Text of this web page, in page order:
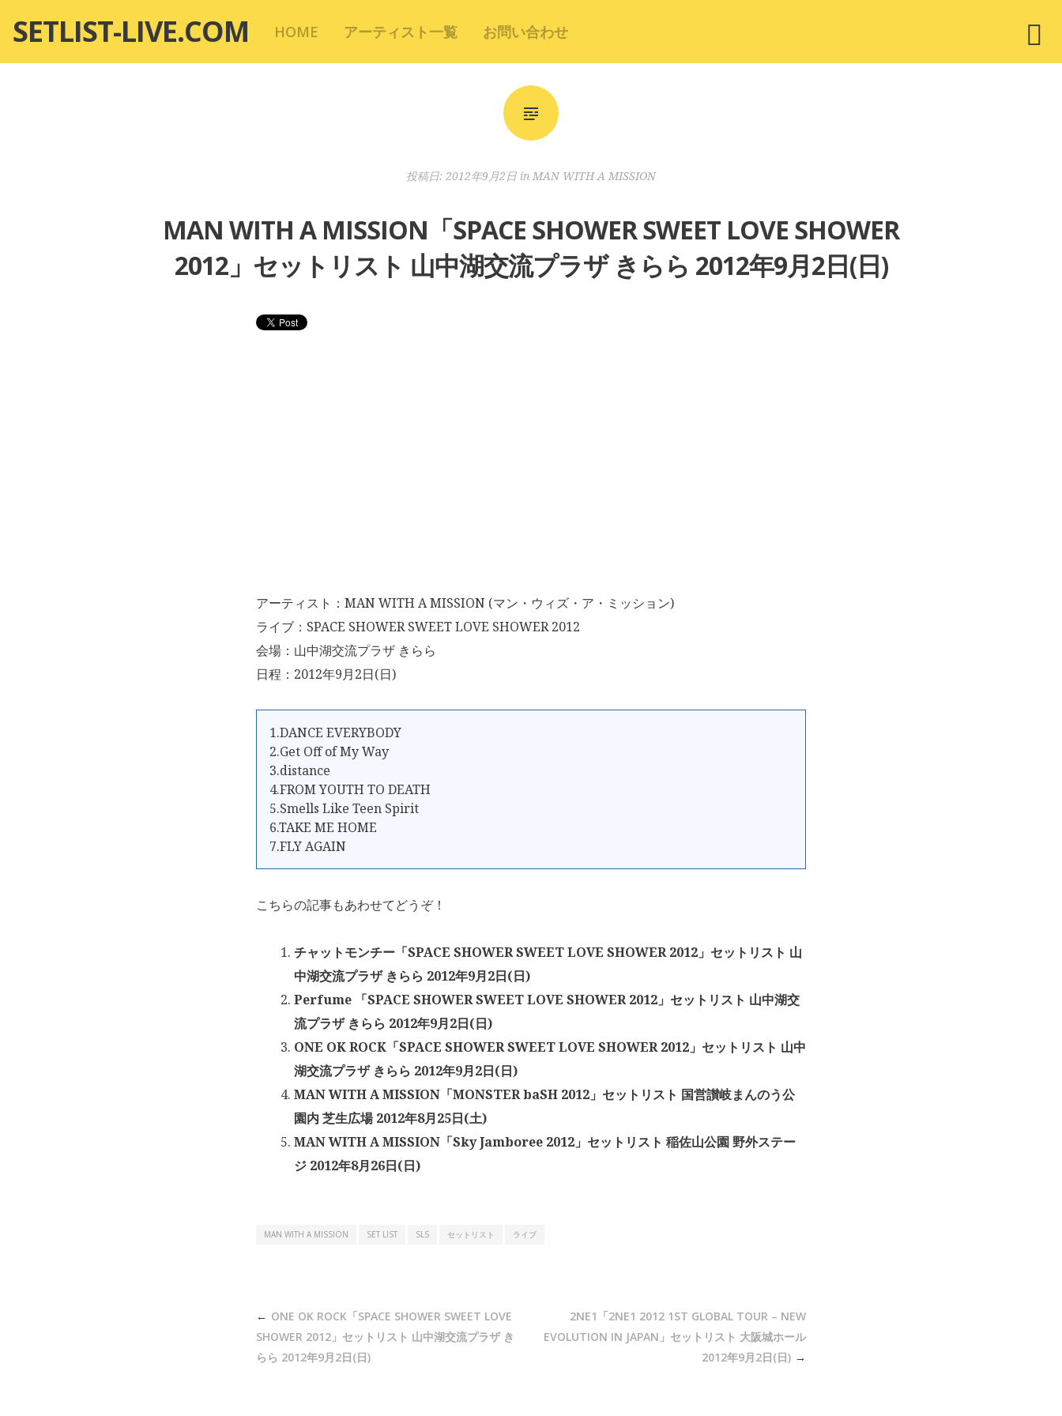
テ
SETLIST-LIVE.COM HOME アーティスト一覧 お問い合わせ
投稿日: 2012年9月2日 in MAN WITH A MISSION
MAN WITH A MISSION「SPACE SHOWER SWEET LOVE SHOWER
2012」セットリスト 山中湖交流プラザ きらら 2012年9月2日(日)
アーティスト：MAN WITH A MISSION (マン・ウィズ・ア・ミッション)
ライブ：SPACE SHOWER SWEET LOVE SHOWER 2012
会場：山中湖交流プラザ きらら
日程：2012年9月2日(日)
1.DANCE EVERYBODY
2.Get Off of My Way
3.distance
4.FROM YOUTH TO DEATH
5.Smells Like Teen Spirit
6.TAKE ME HOME
7.FLY AGAIN
こちらの記事もあわせてどうぞ！
チャットモンチー「SPACE SHOWER SWEET LOVE SHOWER 2012」セットリスト 山
中湖交流プラザ きらら 2012年9月2日(日)
Perfume 「SPACE SHOWER SWEET LOVE SHOWER 2012」セットリスト 山中湖交
流プラザ きらら 2012年9月2日(日)
ONE OK ROCK「SPACE SHOWER SWEET LOVE SHOWER 2012」セットリスト 山中
湖交流プラザ きらら 2012年9月2日(日)
MAN WITH A MISSION「MONSTER baSH 2012」セットリスト 国営讃岐まんのう公
園内 芝生広場 2012年8月25日(土)
MAN WITH A MISSION「Sky Jamboree 2012」セットリスト 稲佐山公園 野外ステー
ジ 2012年8月26日(日)
MAN WITH A MISSION SET LIST SLS セットリスト ライブ
ONE OK ROCK「SPACE SHOWER SWEET LOVE
SHOWER 2012」セットリスト 山中湖交流プラザ き
らら 2012年9月2日(日)
2NE1「2NE1 2012 1ST GLOBAL TOUR – NEW
EVOLUTION IN JAPAN」セットリスト 大阪城ホール
2012年9月2日(日)